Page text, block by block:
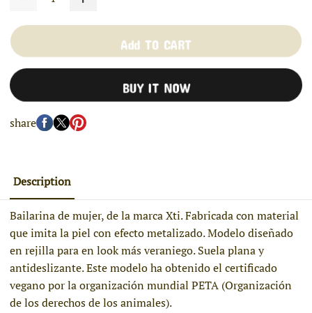
Add TO CART
BUY IT NOW
share
Description
Bailarina de mujer, de la marca Xti. Fabricada con material
que imita la piel con efecto metalizado. Modelo diseñado
en rejilla para en look más veraniego. Suela plana y
antideslizante. Este modelo ha obtenido el certificado
vegano por la organización mundial PETA (Organización
de los derechos de los animales).